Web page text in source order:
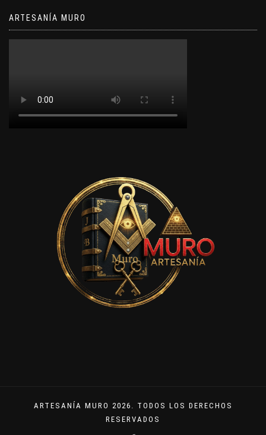
ARTESANÍA MURO
ARTESANÍA MURO 2026. TODOS LOS DERECHOS
RESERVADOS